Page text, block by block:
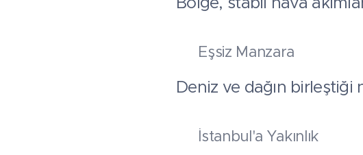
✔ Eşsiz Manzara
Deniz ve dağın
✔ İstanbul'a Yakınlık